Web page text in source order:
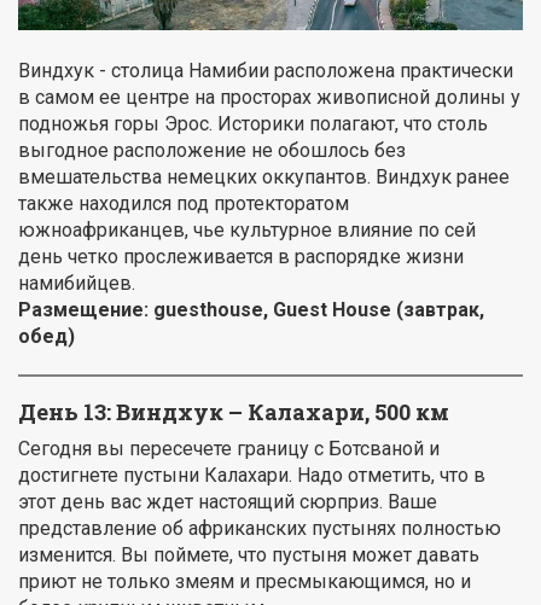
Виндхук - столица Намибии расположена практически
в самом ее центре на просторах живописной долины у
подножья горы Эрос. Историки полагают, что столь
выгодное расположение не обошлось без
вмешательства немецких оккупантов. Виндхук ранее
также находился под протекторатом
южноафриканцев, чье культурное влияние по сей
день четко прослеживается в распорядке жизни
намибийцев.
Размещение: guesthouse, Guest House (завтрак,
обед)
День 13: Виндхук – Калахари, 500 км
Сегодня вы пересечете границу с Ботсваной и
достигнете пустыни Калахари. Надо отметить, что в
этот день вас ждет настоящий сюрприз. Ваше
представление об африканских пустынях полностью
изменится. Вы поймете, что пустыня может давать
приют не только змеям и пресмыкающимся, но и